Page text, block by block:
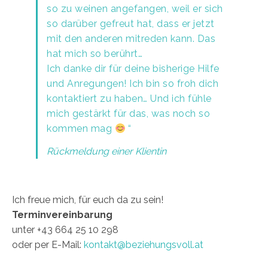
so zu weinen angefangen, weil er sich
so darüber gefreut hat, dass er jetzt
mit den anderen mitreden kann. Das
hat mich so berührt…
Ich danke dir für deine bisherige Hilfe
und Anregungen! Ich bin so froh dich
kontaktiert zu haben… Und ich fühle
mich gestärkt für das, was noch so
kommen mag
“
Rückmeldung einer Klientin
Ich freue mich, für euch da zu sein!
Terminvereinbarung
unter +43 664 25 10 298
oder per E-Mail: kontakt@beziehungsvoll.at